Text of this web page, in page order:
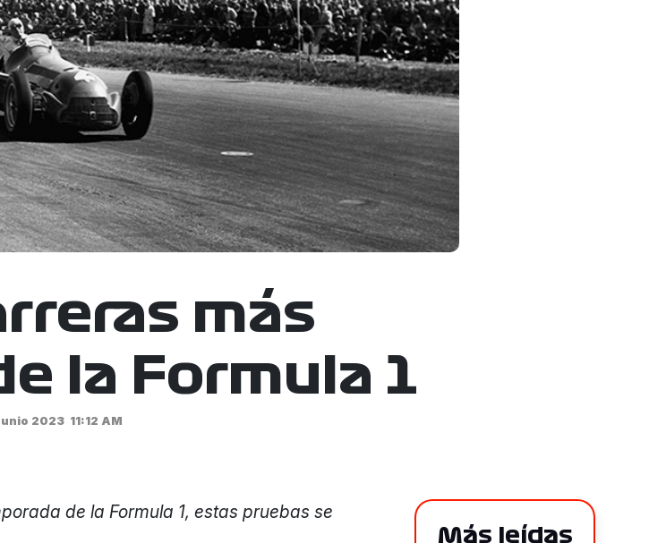
CAMPEONATO
PATROCINADORES
LEGALES TICKETMASTER
más
la Formula 1
2023 11:12 AM
de la Formula 1, estas pruebas se
Más leídas